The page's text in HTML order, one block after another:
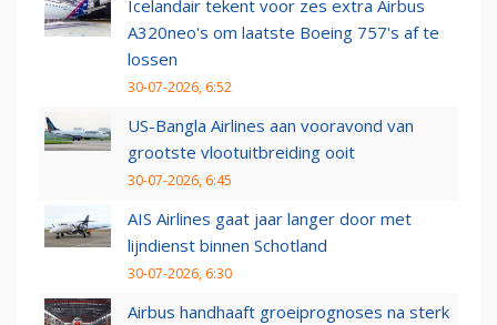
Icelandair tekent voor zes extra Airbus
A320neo's om laatste Boeing 757's af te
lossen
30-07-2026, 6:52
US-Bangla Airlines aan vooravond van
grootste vlootuitbreiding ooit
30-07-2026, 6:45
AIS Airlines gaat jaar langer door met
lijndienst binnen Schotland
30-07-2026, 6:30
Airbus handhaaft groeiprognoses na sterk